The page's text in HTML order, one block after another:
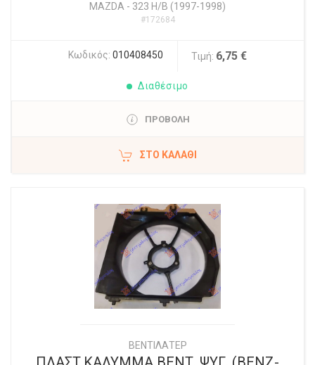
MAZDA - 323 H/B (1997-1998)
#172684
Κωδικός: 010408450 Τιμή: 6,75 €
Διαθέσιμο
ΠΡΟΒΟΛΗ
ΣΤΟ ΚΑΛΆΘΙ
ΒΕΝΤΙΛΑΤΕΡ